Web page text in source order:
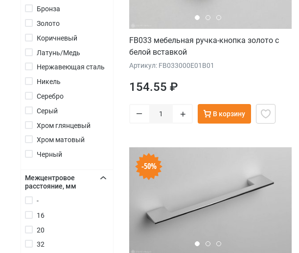
Бронза
Золото
Коричневый
Латунь/Медь
Нержавеющая сталь
Никель
Серебро
Серый
Хром глянцевый
Хром матовый
Черный
Межцентровое
расстояние, мм
-
16
20
32
FB033 мебельная ручка-кнопка золото с
белой вставкой
Артикул: FB033000E01B01
154.55 ₽
– + В корзину
-50%